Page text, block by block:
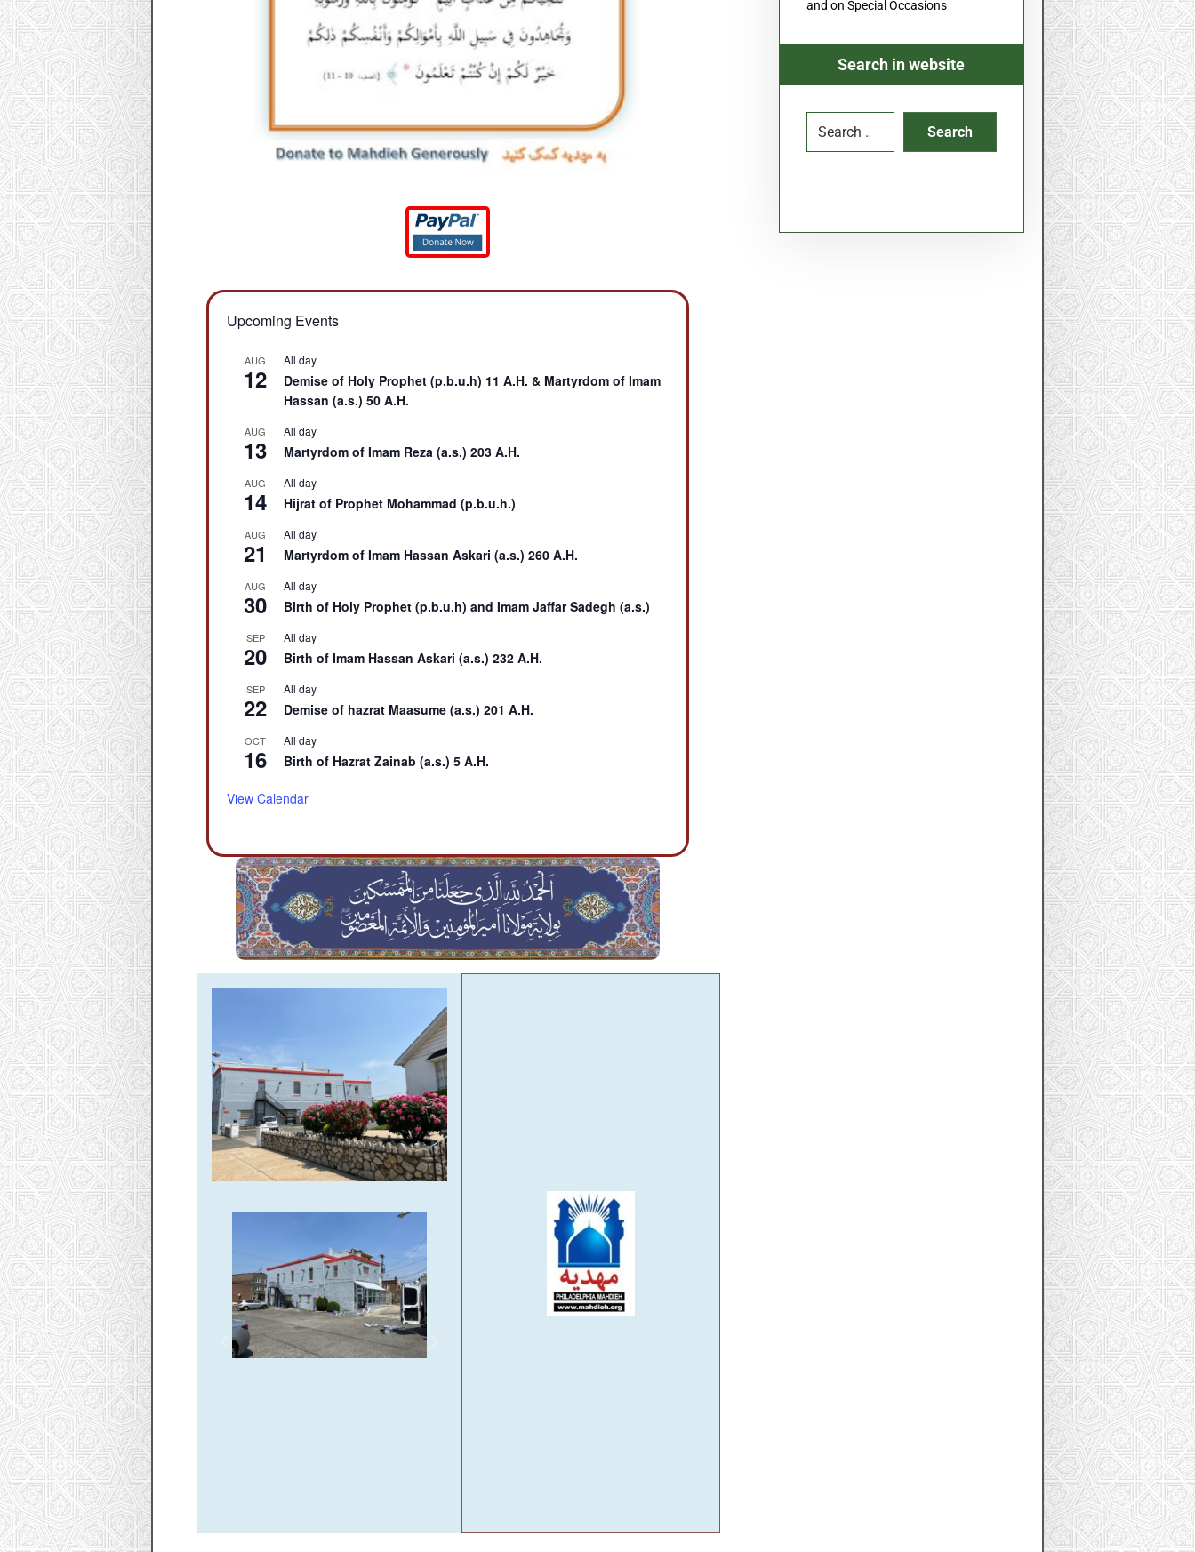
Upcoming Events
AUG
12
All day
Demise of Holy Prophet (p.b.u.h) 11 A.H. & Martyrdom of Imam
Hassan (a.s.) 50 A.H.
AUG
13
All day
Martyrdom of Imam Reza (a.s.) 203 A.H.
AUG
14
All day
Hijrat of Prophet Mohammad (p.b.u.h.)
AUG
21
All day
Martyrdom of Imam Hassan Askari (a.s.) 260 A.H.
AUG
30
All day
Birth of Holy Prophet (p.b.u.h) and Imam Jaffar Sadegh (a.s.)
SEP
20
All day
Birth of Imam Hassan Askari (a.s.) 232 A.H.
SEP
22
All day
Demise of hazrat Maasume (a.s.) 201 A.H.
OCT
16
All day
Birth of Hazrat Zainab (a.s.) 5 A.H.
View Calendar
and on Special Occasions
Search in website